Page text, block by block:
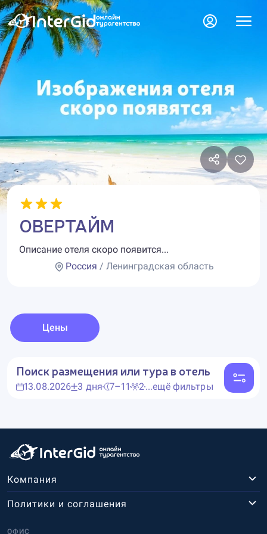
ОВЕРТАЙМ
Описание отеля скоро появится...
Россия / Ленинградская область
Цены
Поиск размещения или тура в отель
13.08.2026 3 дня 7–11 2...ещё фильтры
Компания
ОФИС
Политики и соглашения